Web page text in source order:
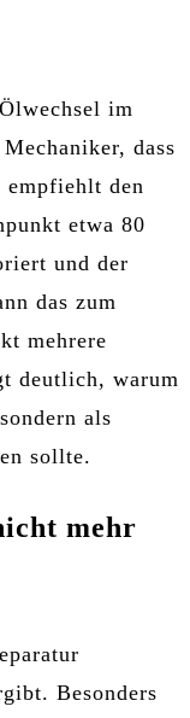
im
dass
den
etwa 80
und der
das zum
mehrere
deutlich, warum
als
sollte.
mehr
Besonders